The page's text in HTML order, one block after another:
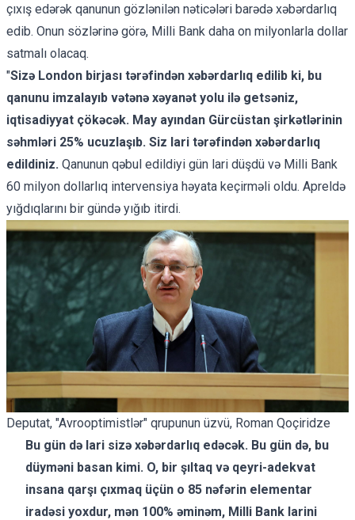
çıxış edərək qanunun gözlənilən nəticələri barədə xəbərdarlıq
edib. Onun sözlərinə görə, Milli Bank daha on milyonlarla dollar
satmalı olacaq.
"Sizə London birjası tərəfindən xəbərdarlıq edilib ki, bu
qanunu imzalayıb vətənə xəyanət yolu ilə getsəniz,
iqtisadiyyat çökəcək. May ayından Gürcüstan şirkətlərinin
səhmləri 25% ucuzlaşıb. Siz lari tərəfindən xəbərdarlıq
edildiniz. Qanunun qəbul edildiyi gün lari düşdü və Milli Bank
60 milyon dollarlıq intervensiya həyata keçirməli oldu. Apreldə
yığdıqlarını bir gündə yığıb itirdi.
Deputat, "Avrooptimistlər" qrupunun üzvü, Roman Qoçiridze
Bu gün də lari sizə xəbərdarlıq edəcək. Bu gün də, bu
düyməni basan kimi. O, bir şıltaq və qeyri-adekvat
insana qarşı çıxmaq üçün o 85 nəfərin elementar
iradəsi yoxdur, mən 100% əminəm, Milli Bank larini